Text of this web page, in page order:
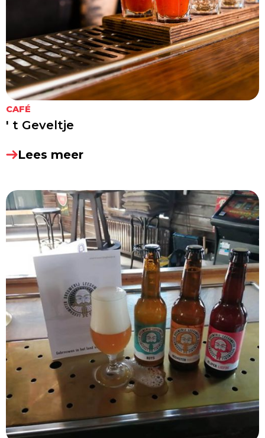
CAFÉ
' t Geveltje
Lees meer